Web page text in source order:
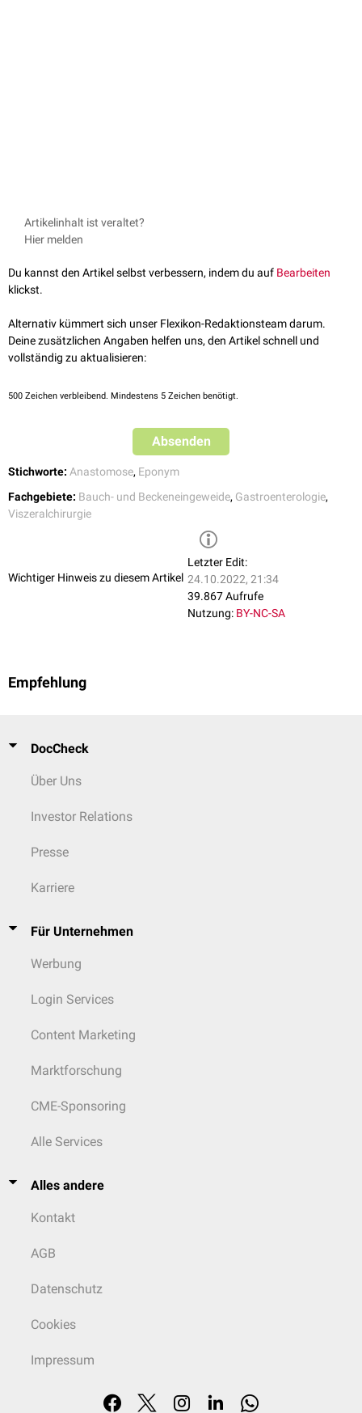
Artikelinhalt ist veraltet?
Hier melden
Du kannst den Artikel selbst verbessern, indem du auf Bearbeiten
klickst.
Alternativ kümmert sich unser Flexikon-Redaktionsteam darum.
Deine zusätzlichen Angaben helfen uns, den Artikel schnell und
vollständig zu aktualisieren:
500 Zeichen verbleibend. Mindestens 5 Zeichen benötigt.
Absenden
Stichworte: Anastomose, Eponym
Fachgebiete: Bauch- und Beckeneingeweide, Gastroenterologie,
Viszeralchirurgie
Wichtiger Hinweis zu diesem Artikel
Letzter Edit:
24.10.2022, 21:34
39.867 Aufrufe
Nutzung: BY-NC-SA
Empfehlung
DocCheck
Über Uns
Investor Relations
Presse
Karriere
Für Unternehmen
Werbung
Login Services
Content Marketing
Marktforschung
CME-Sponsoring
Alle Services
Alles andere
Kontakt
AGB
Datenschutz
Cookies
Impressum